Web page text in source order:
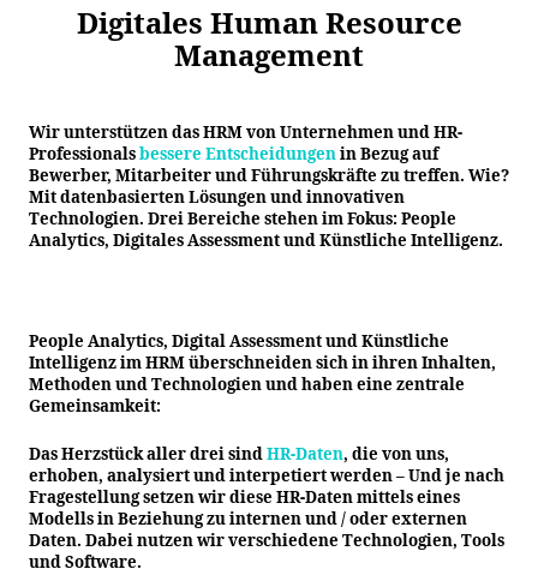
Digitales Human Resource
Management
Wir unterstützen das HRM von Unternehmen und HR-
Professionalsbessere Entscheidungenin Bezug auf
Bewerber, Mitarbeiter und Führungskräfte zu treffen. Wie?
Mit datenbasierten Lösungen und innovativen
Technologien. Drei Bereiche stehen im Fokus: People
Analytics, Digitales Assessment und Künstliche Intelligenz.
People Analytics, Digital Assessment und Künstliche
Intelligenz im HRM überschneiden sich in ihren Inhalten,
Methoden und Technologien und haben eine zentrale
Gemeinsamkeit:
Das Herzstück aller drei sindHR-Daten, die von uns,
erhoben, analysiert und interpetiert werden – Und je nach
Fragestellung setzen wir diese HR-Daten mittels eines
Modells in Beziehung zu internen und / oder externen
Daten. Dabei nutzen wir verschiedene Technologien, Tools
und Software.